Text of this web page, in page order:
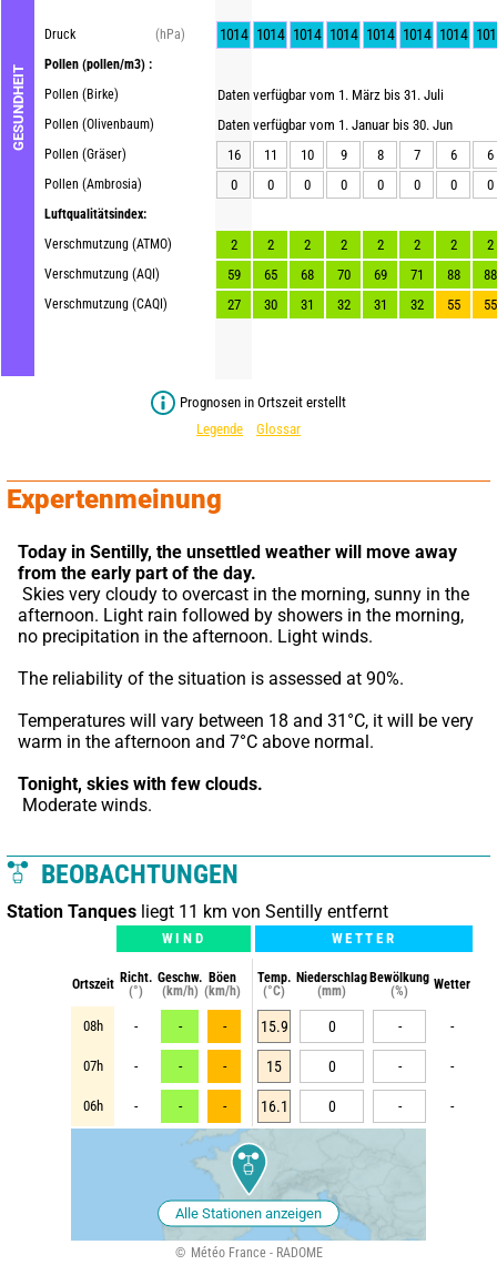
GESUNDHEIT
Druck
(hPa)
Pollen (pollen/m3) :
Pollen (Birke)
Pollen (Olivenbaum)
Pollen (Gräser)
Pollen (Ambrosia)
Luftqualitätsindex:
Verschmutzung (ATMO)
Verschmutzung (AQI)
Verschmutzung (CAQI)
1014 1014 1014 1014 1014 1014 1014
Daten verfügbar vom 1. März bis 31. Juli
Daten verfügbar vom 1. Januar bis 30. Jun
16
11 10 9 8 7 6
6
0
0 0 0 0 0 0 0
2 2 2 2 2 2 2
2
59
65 68 70 69 71 88
88
27
30 31 32 31 32 55 55
Prognosen in Ortszeit erstellt
Legende
Glossar
Expertenmeinung
Today in Sentilly, the unsettled weather will move away
from the early part of the day.
afternoon. Light rain followed by showers in the morning,
no precipitation in the afternoon. Light winds.
The reliability of the situation is assessed at 90%.
Temperatures will vary between 18 and 31°C, it will be very
warm in the afternoon and 7°C above normal.
Tonight, skies with few clouds.
Moderate winds.
BEOBACHTUNGEN
Station Tanques liegt 11 km von Sentilly entfernt
WIND WETTER
Ortszeit Richt.
(°)
Geschw.
(km/h)
Böen
(km/h)
Temp.
(°C)
Niederschlag
(mm)
Bewölkung
(%)
Wetter
08h - - - 15.9 0 - -
07h - - - 15 0 - -
06h - - - 16.1 0 - -
Alle Stationen anzeigen
Météo France - RADOME